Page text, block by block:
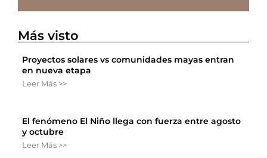
Más visto
Proyectos solares vs comunidades mayas entran
en nueva etapa
Leer Más >>
El fenómeno El Niño llega con fuerza entre agosto
y octubre
Leer Más >>